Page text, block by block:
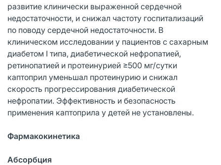
развитие клинически выраженной сердечной
недостаточности, и снижал частоту госпитализаций
по поводу сердечной недостаточности. В
клиническом исследовании у пациентов с сахарным
диабетом I типа, диабетической нефропатией,
ретинопатией и протеинурией ≥500 мг/сутки
каптоприл уменьшал протеинурию и снижал
скорость прогрессирования диабетической
нефропатии. Эффективность и безопасность
применения каптоприла у детей не установлены.
Фармакокинетика
Абсорбция